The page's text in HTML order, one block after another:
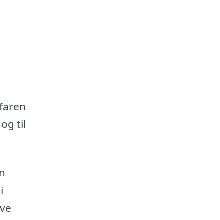
til